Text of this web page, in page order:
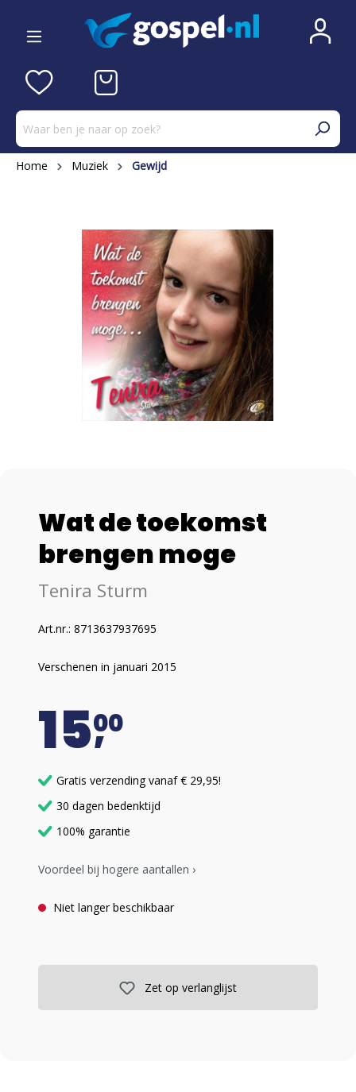
Home Muziek Gewijd
Wat de toekomst
brengen moge
Tenira Sturm
Art.nr.: 8713637937695
Verschenen in januari 2015
1500
Gratis verzending vanaf € 29,95!
30 dagen bedenktijd
100% garantie
Voordeel bij hogere aantallen ›
Niet langer beschikbaar
Zet op verlanglijst